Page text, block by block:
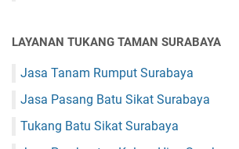
LAYANAN TUKANG TAMAN SURABAYA
Jasa Tanam Rumput Surabaya
Jasa Pasang Batu Sikat Surabaya
Tukang Batu Sikat Surabaya